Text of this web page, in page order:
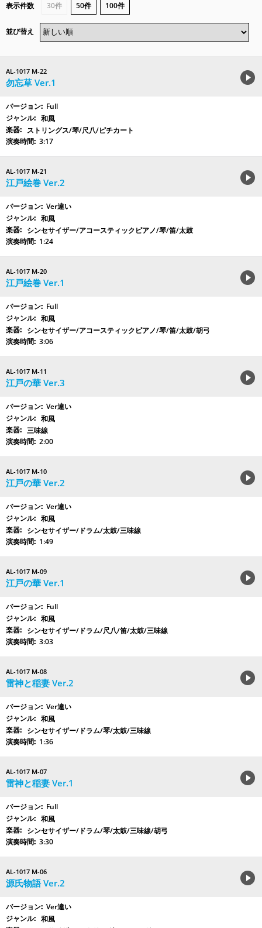
表示件数 30件 50件 100件
並び替え
AL-1017 M-22
勿忘草 Ver.1
Full
和風
ストリングス/琴/尺八/ピチカート
3:17
AL-1017 M-21
江戸絵巻 Ver.2
Ver違い
和風
シンセサイザー/アコースティックピアノ/琴/笛/太鼓
1:24
AL-1017 M-20
江戸絵巻 Ver.1
Full
和風
シンセサイザー/アコースティックピアノ/琴/笛/太鼓/胡弓
3:06
AL-1017 M-11
江戸の華 Ver.3
Ver違い
和風
三味線
2:00
AL-1017 M-10
江戸の華 Ver.2
Ver違い
和風
シンセサイザー/ドラム/太鼓/三味線
1:49
AL-1017 M-09
江戸の華 Ver.1
Full
和風
シンセサイザー/ドラム/尺八/笛/太鼓/三味線
3:03
AL-1017 M-08
雷神と稲妻 Ver.2
Ver違い
和風
シンセサイザー/ドラム/琴/太鼓/三味線
1:36
AL-1017 M-07
雷神と稲妻 Ver.1
Full
和風
シンセサイザー/ドラム/琴/太鼓/三味線/胡弓
3:30
AL-1017 M-06
源氏物語 Ver.2
Ver違い
和風